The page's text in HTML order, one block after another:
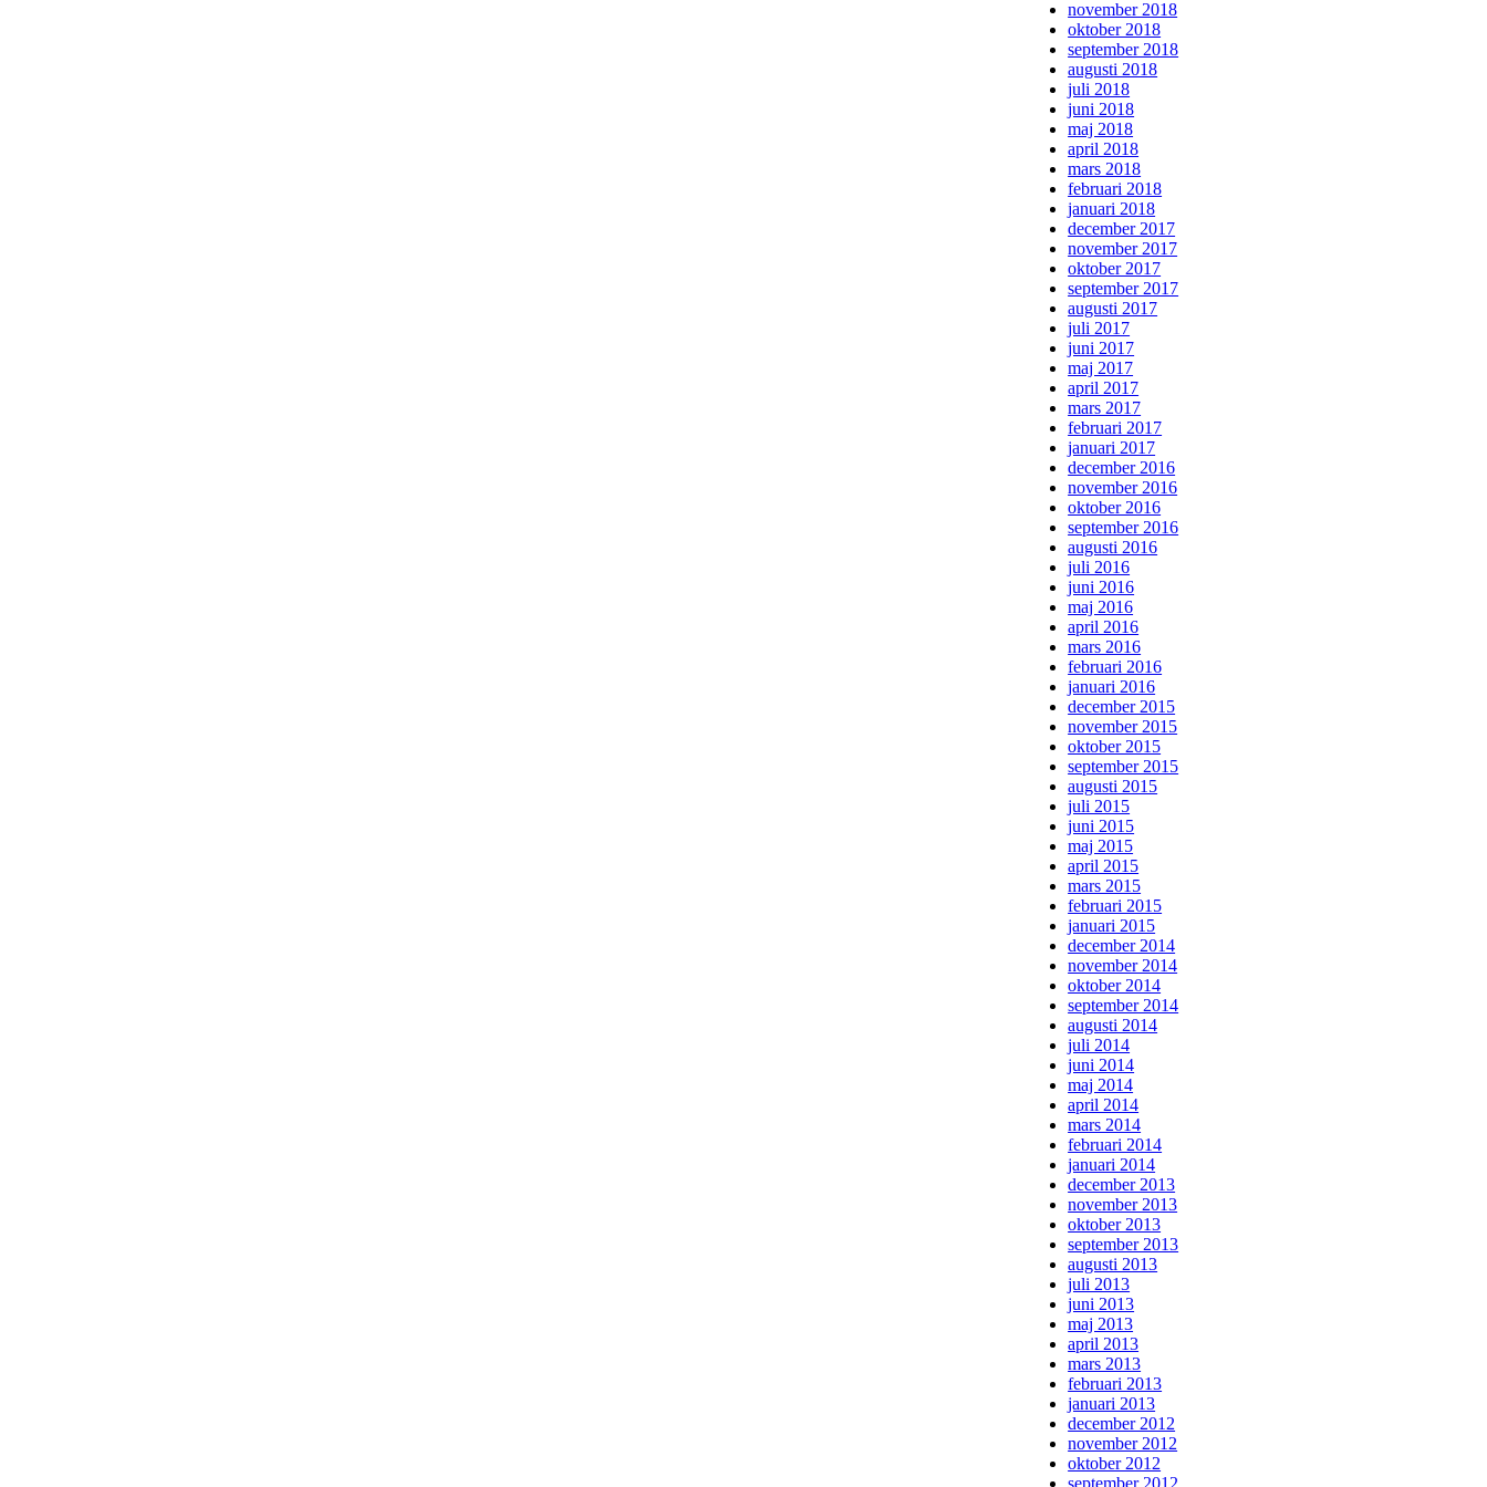
november 2018
oktober 2018
september 2018
augusti 2018
juli 2018
juni 2018
maj 2018
april 2018
mars 2018
februari 2018
januari 2018
december 2017
november 2017
oktober 2017
september 2017
augusti 2017
juli 2017
juni 2017
maj 2017
april 2017
mars 2017
februari 2017
januari 2017
december 2016
november 2016
oktober 2016
september 2016
augusti 2016
juli 2016
juni 2016
maj 2016
april 2016
mars 2016
februari 2016
januari 2016
december 2015
november 2015
oktober 2015
september 2015
augusti 2015
juli 2015
juni 2015
maj 2015
april 2015
mars 2015
februari 2015
januari 2015
december 2014
november 2014
oktober 2014
september 2014
augusti 2014
juli 2014
juni 2014
maj 2014
april 2014
mars 2014
februari 2014
januari 2014
december 2013
november 2013
oktober 2013
september 2013
augusti 2013
juli 2013
juni 2013
maj 2013
april 2013
mars 2013
februari 2013
januari 2013
december 2012
november 2012
oktober 2012
september 2012